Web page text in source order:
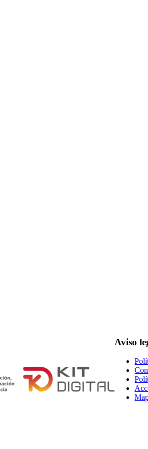
Aviso